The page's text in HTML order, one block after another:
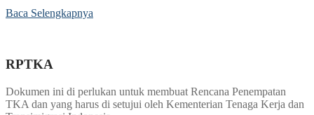
Baca Selengkapnya
RPTKA
Dokumen ini di perlukan untuk membuat Rencana Penempatan
TKA dan yang harus di setujui oleh Kementerian Tenaga Kerja dan